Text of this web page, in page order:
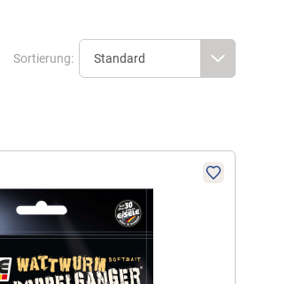
Sortierung: